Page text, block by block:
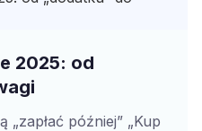
2025: od
później” „Kup